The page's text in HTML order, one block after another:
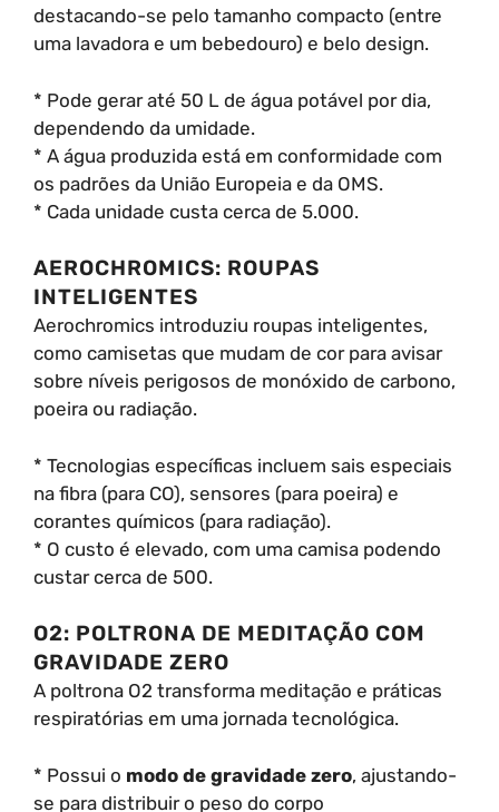
destacando-se pelo tamanho compacto (entre
uma lavadora e um bebedouro) e belo design.
* Pode gerar até 50 L de água potável por dia,
dependendo da umidade.
* A água produzida está em conformidade com
os padrões da União Europeia e da OMS.
* Cada unidade custa cerca de 5.000.
AEROCHROMICS: ROUPAS
INTELIGENTES
Aerochromics introduziu roupas inteligentes,
como camisetas que mudam de cor para avisar
sobre níveis perigosos de monóxido de carbono,
poeira ou radiação.
* Tecnologias específicas incluem sais especiais
na fibra (para CO), sensores (para poeira) e
corantes químicos (para radiação).
* O custo é elevado, com uma camisa podendo
custar cerca de 500.
O2: POLTRONA DE MEDITAÇÃO COM
GRAVIDADE ZERO
A poltrona O2 transforma meditação e práticas
respiratórias em uma jornada tecnológica.
* Possui o modo de gravidade zero, ajustando-
se para distribuir o peso do corpo